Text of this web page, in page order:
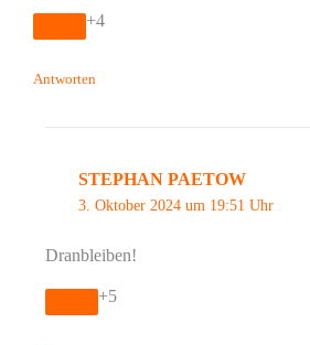
+4
Antworten
STEPHAN PAETOW
3. Oktober 2024 um 19:51 Uhr
Dranbleiben!
+5